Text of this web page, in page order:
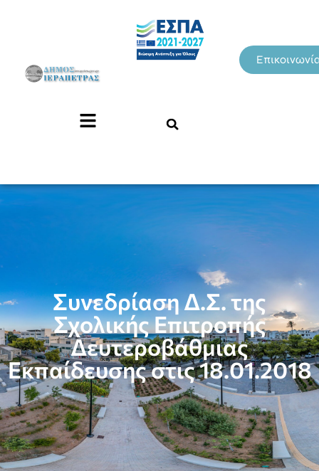
Συνεδρίαση Δ.Σ. της
Σχολικής Επιτροπής
Δευτεροβάθμιας
Εκπαίδευσης στις 18.01.2018